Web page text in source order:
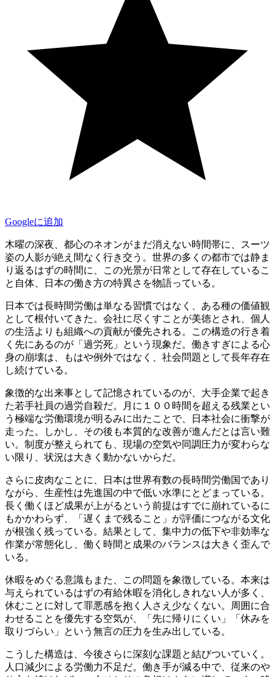
Googleに追加
木曜の深夜、都心のネオンがまだ消えない時間帯に、スーツ
姿の人影が絶え間なく行き交う。世界の多くの都市では静ま
り返るはずの時間に、この光景が日常として存在しているこ
と自体、日本の働き方の特異さを物語っている。
日本では長時間労働は単なる習慣ではなく、ある種の価値観
として根付いてきた。会社に尽くすことが美徳とされ、個人
の生活よりも組織への貢献が優先される。この構造の行き着
く先にあるのが「過労死」という現象だ。働きすぎによる心
身の崩壊は、もはや例外ではなく、社会問題として長年存在
し続けている。
象徴的な出来事として記憶されているのが、大手企業で起き
た若手社員の過労自殺だ。月に１００時間を超える残業とい
う極端な労働環境が明るみに出たことで、日本社会に衝撃が
走った。しかし、その後も本質的な改善が進んだとは言い難
い。制度が整えられても、現場の空気や同調圧力が変わらな
い限り、状況は大きく動かないからだ。
さらに皮肉なことに、日本は世界有数の長時間労働国であり
ながら、生産性は先進国の中で低い水準にとどまっている。
長く働くほど成果が上がるという前提はすでに崩れているに
もかかわらず、「遅くまで残ること」が評価につながる文化
が根強く残っている。結果として、集中力の低下や非効率な
作業が常態化し、働く時間と成果のバランスは大きく歪んで
いる。
休暇をめぐる意識もまた、この問題を象徴している。本来は
与えられているはずの有給休暇を消化しきれない人が多く、
休むことに対して罪悪感を抱く人さえ少なくない。周囲に合
わせることを優先する空気が、「先に帰りにくい」「休みを
取りづらい」という無言の圧力を生み出している。
こうした構造は、今後さらに深刻な課題と結びついていく。
人口減少による労働力不足だ。働き手が減る中で、従来のや